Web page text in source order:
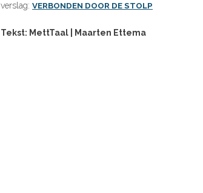
verslag: VERBONDEN DOOR DE STOLP
Tekst: MettTaal | Maarten Ettema